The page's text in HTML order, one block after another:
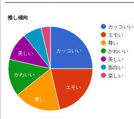
推し傾向
カッコいい
エモい
尊い
かわいい
美しい
面白い
楽しい
カッコいい
エモい
美しい
かわいい
尊い